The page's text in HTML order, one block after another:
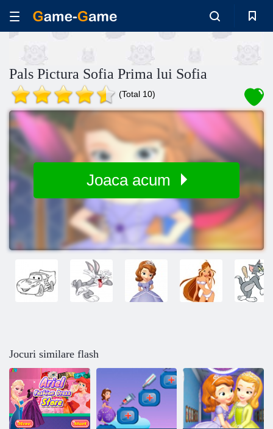
Pals Pictura Sofia Prima lui Sofia
(Total 10)
Joaca acum
Jocuri similare flash